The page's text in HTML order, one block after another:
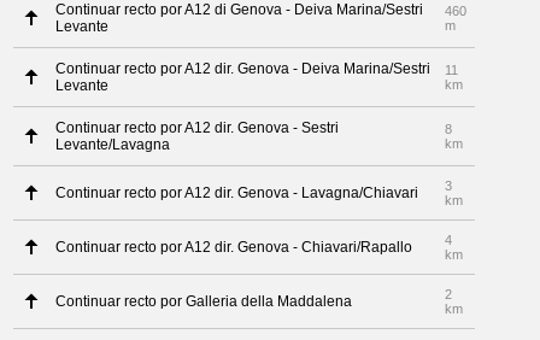
Continuar recto por A12 di Genova - Deiva Marina/Sestri
Levante
460
m
Continuar recto por A12 dir. Genova - Deiva Marina/Sestri
Levante
11
km
Continuar recto por A12 dir. Genova - Sestri
Levante/Lavagna
8
km
Continuar recto por A12 dir. Genova - Lavagna/Chiavari
3
km
Continuar recto por A12 dir. Genova - Chiavari/Rapallo
4
km
Continuar recto por Galleria della Maddalena
2
km